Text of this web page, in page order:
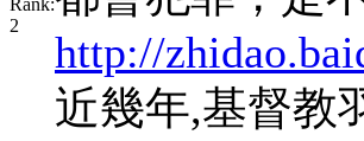
http://
近幾年,基督教